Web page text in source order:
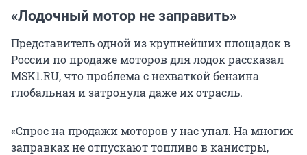
«Лодочный мотор не заправить»
Представитель одной из крупнейших площадок в
России по продаже моторов для лодок рассказал
MSK1.RU, что проблема с нехваткой бензина
глобальная и затронула даже их отрасль.
«Спрос на продажи моторов у нас упал. На многих
заправках не отпускают топливо в канистры,